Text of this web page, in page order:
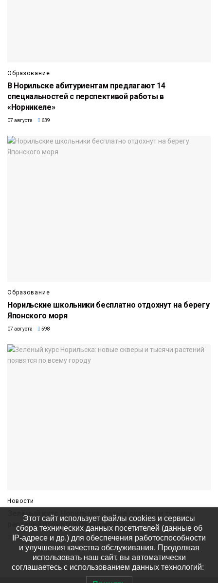
Образование
В Норильске абитуриентам предлагают 14
специальностей с перспективой работы в
«Норникеле»
07 августа 639
Образование
Норильские школьники бесплатно отдохнут на берегу
Японского моря
07 августа 598
Новости
Зелёный курс Норильска: новые скверы и тысячи
растений появятся по всему городу
07 августа 571
Этот сайт использует файлы cookies и сервисы
сбора технических данных посетителей (данные об
IP-адресе и др.) для обеспечения работоспособности
и улучшения качества обслуживания. Продолжая
использовать наш сайт, вы автоматически
соглашаетесь с использованием данных технологий: